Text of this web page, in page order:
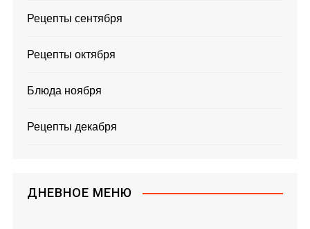
Рецепты сентября
Рецепты октября
Блюда ноября
Рецепты декабря
ДНЕВНОЕ МЕНЮ